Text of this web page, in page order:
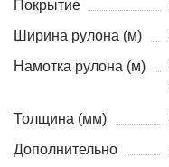
Покрытие
Ширина рулона (м)
Намотка рулона (м)
Толщина (мм)
Дополнительно